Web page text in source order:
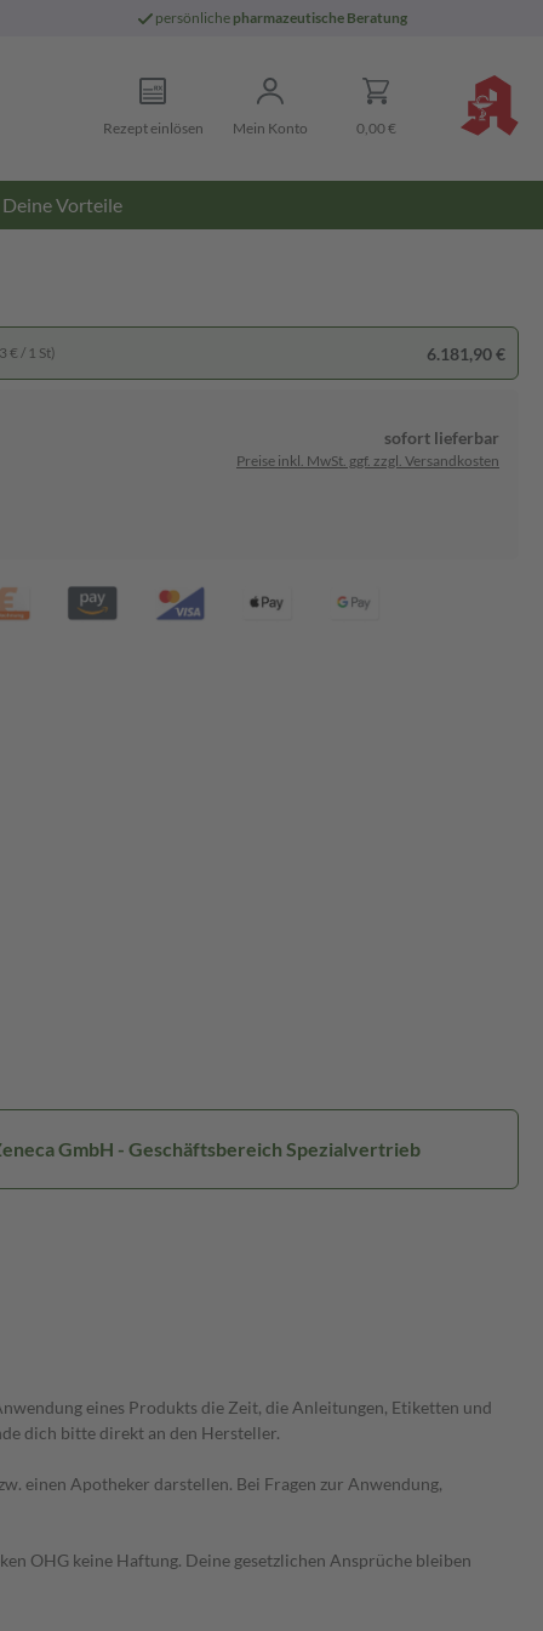
persönliche pharmazeutische Beratung
Rezept einlösen Mein Konto 0,00 €
Deine Vorteile
€ / 1 St) 6.181,90 €
sofort lieferbar
Preise inkl. MwSt. ggf. zzgl. Versandkosten
GmbH - Geschäftsbereich Spezialvertrieb
eines Produkts die Zeit, die Anleitungen, Etiketten und
dich bitte direkt an den Hersteller.
einen Apotheker darstellen. Bei Fragen zur Anwendung,
OHG keine Haftung. Deine gesetzlichen Ansprüche bleiben